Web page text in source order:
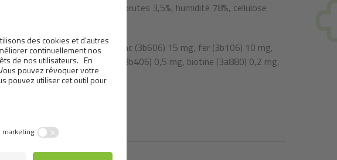
8%, graisse brute 7%, cendres brutes 3,5%, humidité 78%, cellulose
sodium 0,2 %. >
E (3a700) 100 mg, zinc (3b606) 15 mg, fer (3b106) 10 mg,
(3b201) 0,75 mg, cuivre (3b406) 0,5 mg, biotine (3a880) 0,2 mg.
(E410) 5000 mg.